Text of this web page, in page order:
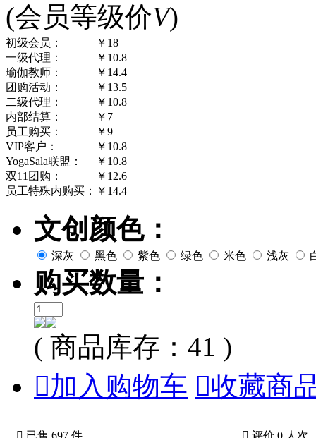
(会员等级价V)
初级会员：
￥18
一级代理：
￥10.8
瑜伽教师：
￥14.4
团购活动：
￥13.5
二级代理：
￥10.8
内部结算：
￥7
员工购买：
￥9
VIP客户：
￥10.8
YogaSala联盟：
￥10.8
双11团购：
￥12.6
员工特殊内购买：
￥14.4
文创颜色：
深灰 黑色 紫色 绿色 米色 浅灰
购买数量：
( 商品库存：41 )
加入购物车 收藏商